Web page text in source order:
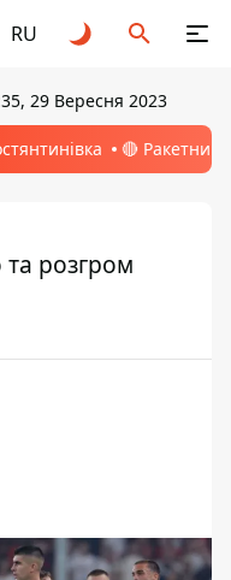
RU
29 Вересня 2023
🔴 Ракетний
та розгром